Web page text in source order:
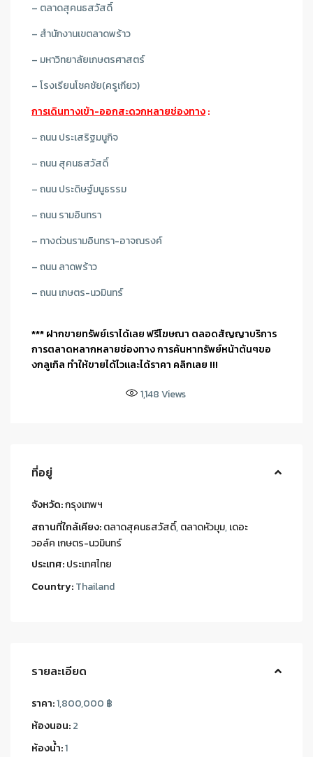
– ตลาดสุคนธสวัสดิ์
– สำนักงานเขตลาดพร้าว
– มหาวิทยาลัยเกษตรศาสตร์
– โรงเรียนโชคชัย(ครูเกียว)
การเดินทางเข้า-ออกสะดวกหลายช่องทาง:
– ถนน ประเสริฐมนูกิจ
– ถนน สุคนธสวัสดิ์
– ถนน ประดิษฐ์มนูธรรม
– ถนน รามอินทรา
– ทางด่วนรามอินทรา-อาจณรงค์
– ถนน ลาดพร้าว
– ถนน เกษตร-นวมินทร์
*** ฝากขายทรัพย์เราได้เลย ฟรีโฆษณา ตลอดสัญญาบริการ
การตลาดหลากหลายช่องทาง การค้นหาทรัพย์หน้าต้นๆขอ
งกลูเกิล ทำให้ขายได้ไวและได้ราคา คลิกเลย !!!
1,148Views
ที่อยู่
จังหวัด:กรุงเทพฯ
สถานที่ใกล้เคียง:ตลาดสุคนธสวัสดิ์,ตลาดหัวมุม,เดอะ
วอล์ค เกษตร-นวมินทร์
ประเทศ:ประเทศไทย
Country:Thailand
รายละเอียด
ราคา:1,800,000 ฿
ห้องนอน:2
ห้องน้ำ:1